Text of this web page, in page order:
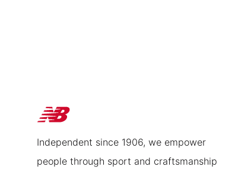
Independent since 1906, we empower
people through sport and craftsmanship